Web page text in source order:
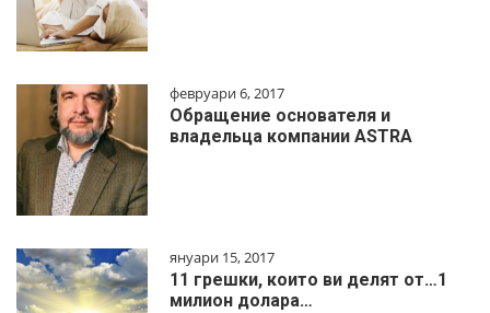
февруари 6, 2017
Обращение основателя и
владельца компании ASTRA
януари 15, 2017
11 грешки, които ви делят от…1
милиoн дoлapa…